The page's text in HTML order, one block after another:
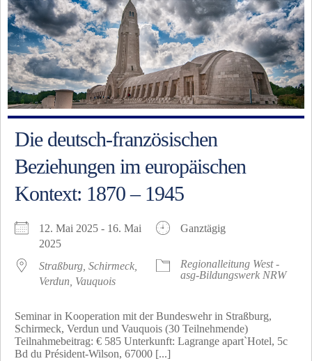
Die deutsch-französischen
Beziehungen im europäischen
Kontext: 1870 – 1945
12. Mai 2025 - 16. Mai
2025
Ganztägig
Straßburg, Schirmeck,
Verdun, Vauquois
Regionalleitung West -
asg-Bildungswerk NRW
Seminar in Kooperation mit der Bundeswehr in Straßburg,
Schirmeck, Verdun und Vauquois (30 Teilnehmende)
Teilnahmebeitrag: € 585 Unterkunft: Lagrange apart`Hotel, 5c
Bd du Président-Wilson, 67000 [...]